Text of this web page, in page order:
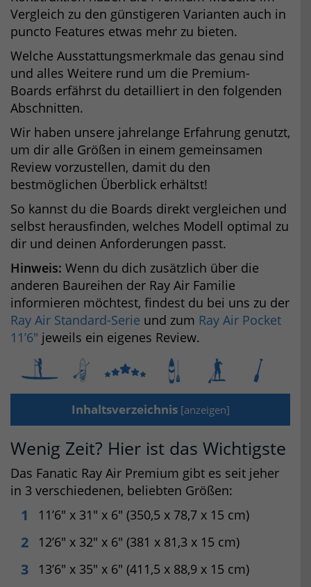
Vergleich zu den günstigeren Varianten auch in
puncto Features etwas mehr zu bieten.
Welche Ausstattungsmerkmale das genau sind
und alles Weitere rund um die Premium-
Boards erfährst du detailliert in den folgenden
Abschnitten.
Wir haben unsere jahrelange Erfahrung genutzt,
um dir alle Größen in einem gemeinsamen
Review vorzustellen, damit du den
bestmöglichen Überblick erhältst!
So kannst du die Boards direkt vergleichen und
selbst herausfinden, welches Modell optimal zu
dir und deinen Anforderungen passt.
Hinweis: Wenn du dich zusätzlich über die
anderen Baureihen der Ray Air Familie
informieren möchtest, findest du bei uns zu der
Ray Air Standard-Serie und zum Ray Air Pocket
11’6″ jeweils ein eigenes Review.
Inhaltsverzeichnis [anzeigen]
Wenig Zeit? Hier ist das Wichtigste
Das Fanatic Ray Air Premium gibt es seit jeher
in 3 verschiedenen, beliebten Größen:
11’6″ x 31″ x 6″ (350,5 x 78,7 x 15 cm)
12’6″ x 32″ x 6″ (381 x 81,3 x 15 cm)
13’6″ x 35″ x 6″ (411,5 x 88,9 x 15 cm)